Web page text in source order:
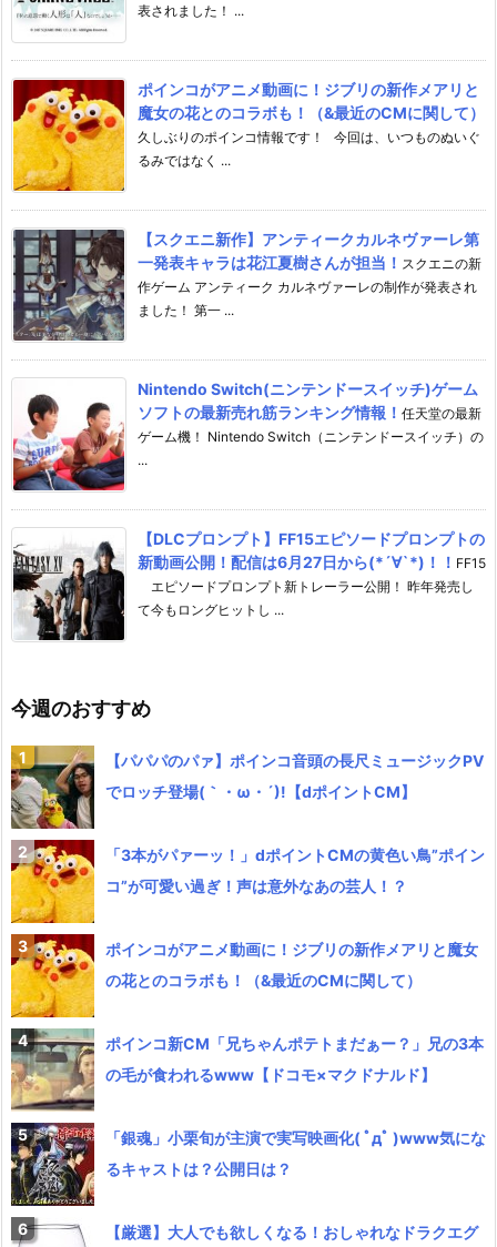
表されました！ ...
ポインコがアニメ動画に！ジブリの新作メアリと
魔女の花とのコラボも！（&最近のCMに関して）
久しぶりのポインコ情報です！ 今回は、いつものぬいぐ
るみではなく ...
【スクエニ新作】アンティークカルネヴァーレ第
一発表キャラは花江夏樹さんが担当！ スクエニの新
作ゲーム アンティーク カルネヴァーレの制作が発表され
ました！ 第一 ...
Nintendo Switch(ニンテンドースイッチ)ゲーム
ソフトの最新売れ筋ランキング情報！ 任天堂の最新
ゲーム機！ Nintendo Switch（ニンテンドースイッチ）の
...
【DLCプロンプト】FF15エピソードプロンプトの
新動画公開！配信は6月27日から(*´∀`*)！！ FF15
エピソードプロンプト新トレーラー公開！ 昨年発売し
て今もロングヒットし ...
今週のおすすめ
【パパパのパァ】ポインコ音頭の長尺ミュージックPV
でロッチ登場(｀・ω・´)!【dポイントCM】
「3本がパァーッ！」dポイントCMの黄色い鳥”ポイン
コ”が可愛い過ぎ！声は意外なあの芸人！？
ポインコがアニメ動画に！ジブリの新作メアリと魔女
の花とのコラボも！（&最近のCMに関して）
ポインコ新CM「兄ちゃんポテトまだぁー？」兄の3本
の毛が食われるwww【ドコモ×マクドナルド】
「銀魂」小栗旬が主演で実写映画化( ﾟдﾟ )www気にな
るキャストは？公開日は？
【厳選】大人でも欲しくなる！おしゃれなドラクエグ